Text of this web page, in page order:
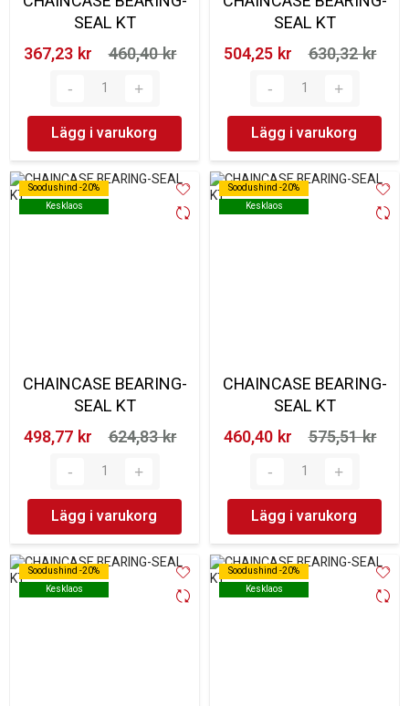
SEAL KT
367,23 kr‎
460,40 kr‎
Lägg i varukorg
SEAL KT
504,25 kr‎
630,32 kr‎
Lägg i varukorg
Soodushind -20%
Kesklaos
Soodushind -20%
Kesklaos
CHAINCASE BEARING-
SEAL KT
498,77 kr‎
624,83 kr‎
Lägg i varukorg
Soodushind -20%
Kesklaos
Soodushind -20%
Kesklaos
CHAINCASE BEARING-
SEAL KT
460,40 kr‎
575,51 kr‎
Lägg i varukorg
Soodushind -20%
Kesklaos
Soodushind -20%
Kesklaos
Soodushind -20%
Kesklaos
Soodushind -20%
Kesklaos